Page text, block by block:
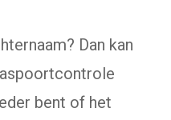
Dan kan
bent of het